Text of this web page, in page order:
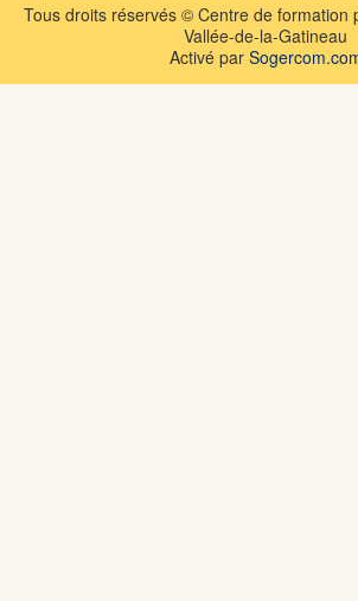
Tous droits réservés © Centre de formation
Vallée-de-la-Gatineau
Activé par